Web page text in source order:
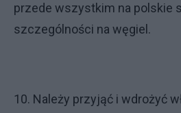
przede wszystkim na polskie
szczególności na węgiel.
10. Należy przyjąć i wdrożyć